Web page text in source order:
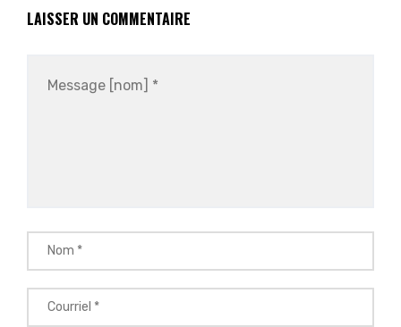
LAISSER UN COMMENTAIRE